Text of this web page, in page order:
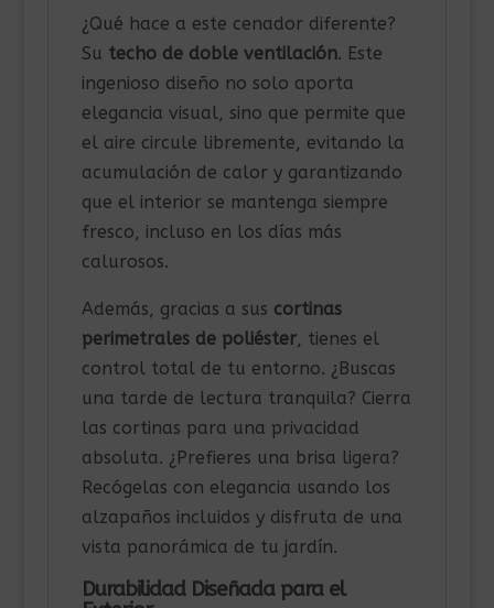
¿Qué hace a este cenador diferente?
Su techo de doble ventilación. Este
ingenioso diseño no solo aporta
elegancia visual, sino que permite que
el aire circule libremente, evitando la
acumulación de calor y garantizando
que el interior se mantenga siempre
fresco, incluso en los días más
calurosos.
Además, gracias a sus cortinas
perimetrales de poliéster, tienes el
control total de tu entorno. ¿Buscas
una tarde de lectura tranquila? Cierra
las cortinas para una privacidad
absoluta. ¿Prefieres una brisa ligera?
Recógelas con elegancia usando los
alzapaños incluidos y disfruta de una
vista panorámica de tu jardín.
Durabilidad Diseñada para el